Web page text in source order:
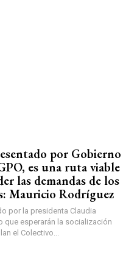
por Gobierno
es una ruta viable
las demandas de los
Mauricio Rodríguez
por la presidenta Claudia
que esperarán la socialización
el Colectivo...